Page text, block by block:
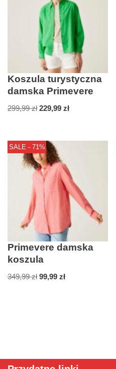
Koszula turystyczna
damska Primevere
299,99zł 229,99 zł
SALE - 71%
Primevere damska
koszula
349,99zł 99,99 zł